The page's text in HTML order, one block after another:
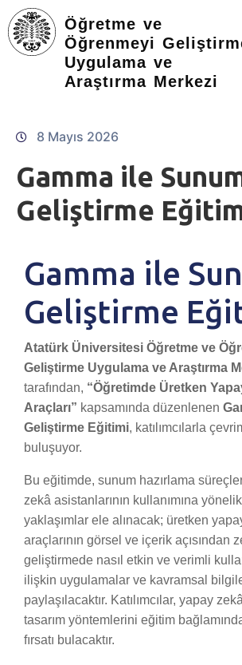
Öğretme ve
Öğrenmeyi
Uygulama ve
Araştırma Merkezi
ANASAYFA
8 Mayıs 2026
Gamma ile
Geliştirme
Gamma ile
Geliştirme
Atatürk Üniversitesi Öğretme ve
Geliştirme Uygulama ve Araştırma
tarafından, “Öğretimde Üretken
Araçları” kapsamında düzenlenen
Geliştirme Eğitimi, katılımcılarla
buluşuyor.
Bu eğitimde, sunum hazırlama
zekâ asistanlarının kullanımına
yaklaşımlar ele alınacak; üretken
araçlarının görsel ve içerik açısından
geliştirmede nasıl etkin ve verimli
ilişkin uygulamalar ve kavramsal
paylaşılacaktır. Katılımcılar, yapay
tasarım yöntemlerini eğitim
fırsatı bulacaktır.